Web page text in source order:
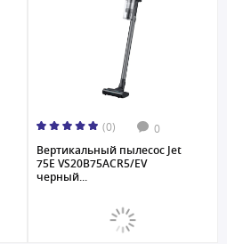
(0) 0
Вертикальный пылесос Jet
75E VS20B75ACR5/EV
черный...